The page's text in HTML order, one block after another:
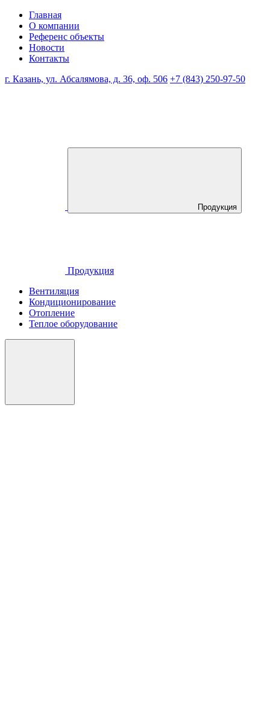
Главная
О компании
Референс объекты
Новости
Контакты
г. Казань, ул. Абсалямова, д. 36, оф. 506 +7 (843) 250-97-50
Продукция
Продукция
Вентиляция
Кондиционирование
Отопление
Теплое оборудование